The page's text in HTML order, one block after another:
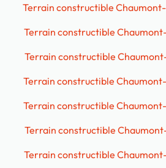
Terrain constructible
Terrain constructible
Terrain constructible
Terrain constructible
Terrain constructible
Terrain constructible
Terrain constructible